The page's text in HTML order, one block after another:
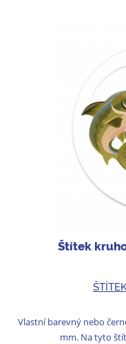
Štítek
Vlastní barevný nebo
mm. Na tyto